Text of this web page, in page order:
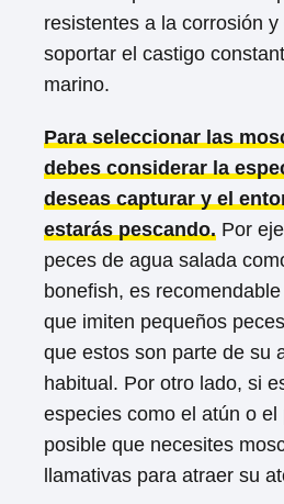
resistentes a la corrosión
soportar el castigo
marino.
Para seleccionar las
debes considerar la
deseas capturar y el
estarás pescando. Por
peces de agua salada
bonefish, es
que imiten pequeños
que estos son parte de su
habitual. Por otro lado, si
especies como el atún o el
posible que necesites
llamativas para atraer su